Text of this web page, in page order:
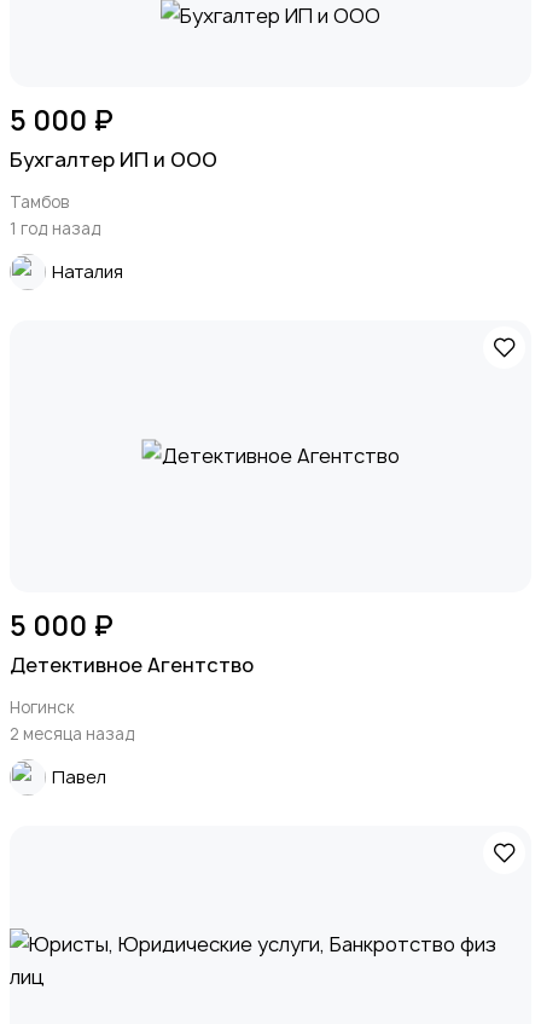
5 000 ₽
Бухгалтер ИП и ООО
Тамбов
1 год назад
Наталия
5 000 ₽
Детективное Агентство
Ногинск
2 месяца назад
Павел